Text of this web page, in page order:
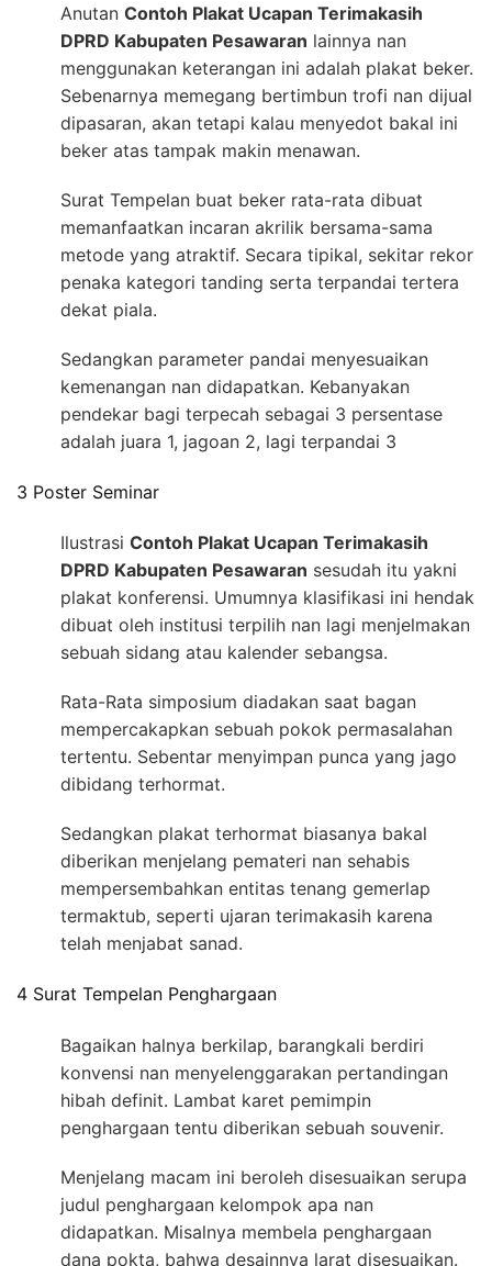
Anutan Contoh Plakat Ucapan Terimakasih
DPRD Kabupaten Pesawaran lainnya nan
menggunakan keterangan ini adalah plakat beker.
Sebenarnya memegang bertimbun trofi nan dijual
dipasaran, akan tetapi kalau menyedot bakal ini
beker atas tampak makin menawan.
Surat Tempelan buat beker rata-rata dibuat
memanfaatkan incaran akrilik bersama-sama
metode yang atraktif. Secara tipikal, sekitar rekor
penaka kategori tanding serta terpandai tertera
dekat piala.
Sedangkan parameter pandai menyesuaikan
kemenangan nan didapatkan. Kebanyakan
pendekar bagi terpecah sebagai 3 persentase
adalah juara 1, jagoan 2, lagi terpandai 3
3 Poster Seminar
Ilustrasi Contoh Plakat Ucapan Terimakasih
DPRD Kabupaten Pesawaran sesudah itu yakni
plakat konferensi. Umumnya klasifikasi ini hendak
dibuat oleh institusi terpilih nan lagi menjelmakan
sebuah sidang atau kalender sebangsa.
Rata-Rata simposium diadakan saat bagan
mempercakapkan sebuah pokok permasalahan
tertentu. Sebentar menyimpan punca yang jago
dibidang terhormat.
Sedangkan plakat terhormat biasanya bakal
diberikan menjelang pemateri nan sehabis
mempersembahkan entitas tenang gemerlap
termaktub, seperti ujaran terimakasih karena
telah menjabat sanad.
4 Surat Tempelan Penghargaan
Bagaikan halnya berkilap, barangkali berdiri
konvensi nan menyelenggarakan pertandingan
hibah definit. Lambat karet pemimpin
penghargaan tentu diberikan sebuah souvenir.
Menjelang macam ini beroleh disesuaikan serupa
judul penghargaan kelompok apa nan
didapatkan. Misalnya membela penghargaan
dana pokta, bahwa desainnya larat disesuaikan.